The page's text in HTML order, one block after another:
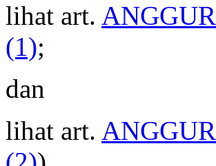
lihat art.
(1);
dan
lihat art.